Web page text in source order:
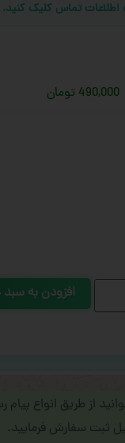
اطلاعات تماس کلیک کنید.
490,000 تومان
افزودن به سبد
از طریق انواع پیام
ثبت سفارش فرمایید.